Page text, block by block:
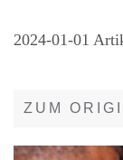
2024-01-01
ZUM